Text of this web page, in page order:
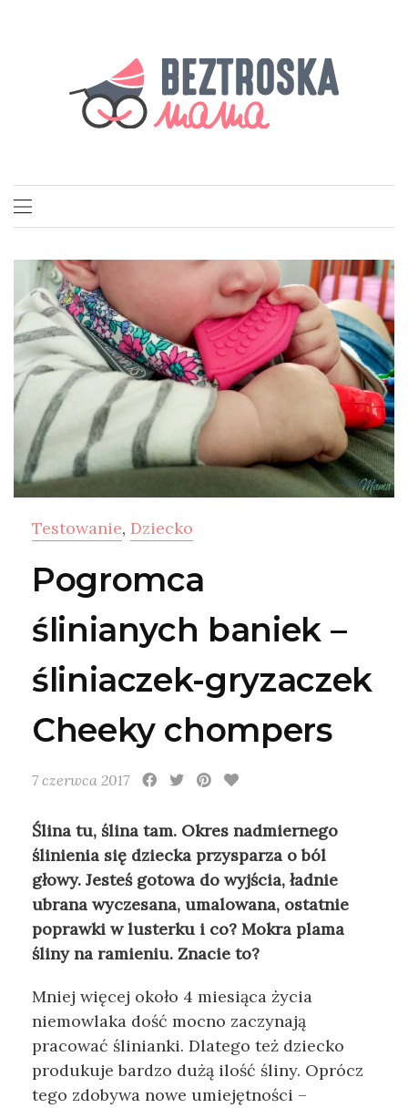
Testowanie, Dziecko
Pogromca
ślinianych baniek –
śliniaczek-gryzaczek
Cheeky chompers
7 czerwca 2017
Ślina tu, ślina tam. Okres nadmiernego
ślinienia się dziecka przysparza o ból
głowy. Jesteś gotowa do wyjścia, ładnie
ubrana wyczesana, umalowana, ostatnie
poprawki w lusterku i co? Mokra plama
śliny na ramieniu. Znacie to?
Mniej więcej około 4 miesiąca życia
niemowlaka dość mocno zaczynają
pracować ślinianki. Dlatego też dziecko
produkuje bardzo dużą ilość śliny. Oprócz
tego zdobywa nowe umiejętności –